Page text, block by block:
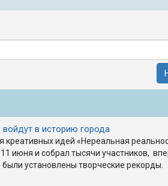
в историю города
креативных идей «Нереальная
июня и собрал тысячи участников,
установлены творческие рекорды.